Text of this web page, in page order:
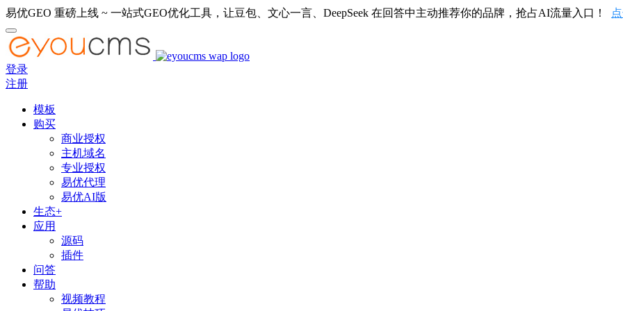
易优GEO 重磅上线 ~ 一站式GEO优化工具，让豆包、文心一言、DeepSeek 在回答中主动推荐你的品牌，抢占AI流量入口！
登录
注册
模板
购买
商业授权
主机域名
专业授权
易优代理
易优AI版
生态+
应用
源码
插件
问答
帮助
视频教程